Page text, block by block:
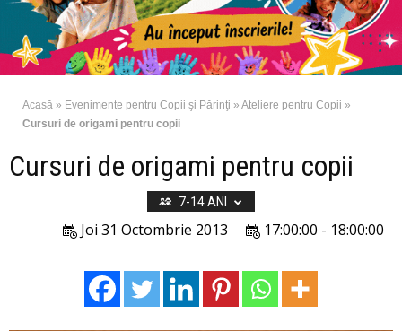
Acasă » Evenimente pentru Copii şi Părinţi » Ateliere pentru Copii »
Cursuri de origami pentru copii
Cursuri de origami pentru copii
7-14 ANI
17:00:00 - 18:00:00
Joi 31 Octombrie 2013